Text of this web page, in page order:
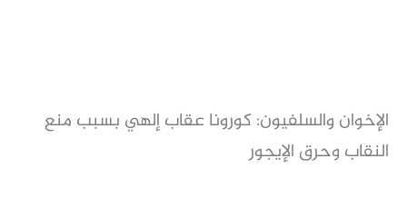
الإخوان والسلفيون: كورونا عقاب إلهي بسبب منع
النقاب وحرق الإيجور